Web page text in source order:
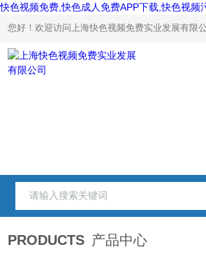
快色视频免费,快色成人免费APP下载,快色视频
您好！欢迎访问上海快色视频免费实业发展有限公司
PRODUCTS 产品中心